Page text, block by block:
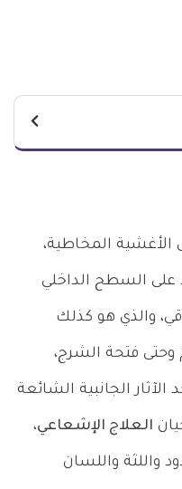
الأغشية المخاطية،
على السطح الداخلي
والذي هو كذلك
فتحة الشرج،
الآثار الجانبية الشائعة
العلاج الإشعاعي،
واللثة واللسان